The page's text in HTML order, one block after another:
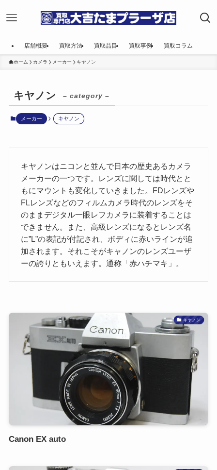
店舗概要 買取方法 買取品目 買取事例 買取コラム
ホーム カメラ メーカー キヤノン
キヤノン – category –
メーカー キヤノン
キヤノンはニコンと並んで日本の歴史あるカメラ
メーカーの一つです。レンズに関しては時代とと
もにマウントも変化していきました。FDレンズや
FLレンズなどのフィルムカメラ時代のレンズをそ
のままデジタル一眼レフカメラに装着することは
できません。また、高級レンズになるとレンズ名
に”L”の表記が付記され、ボディに赤いラインが追
加されます。それこそがキャノンのレンズユーザ
ーの誇りともいえます。通称「赤ハチマキ」。
キヤノン
Canon EX auto